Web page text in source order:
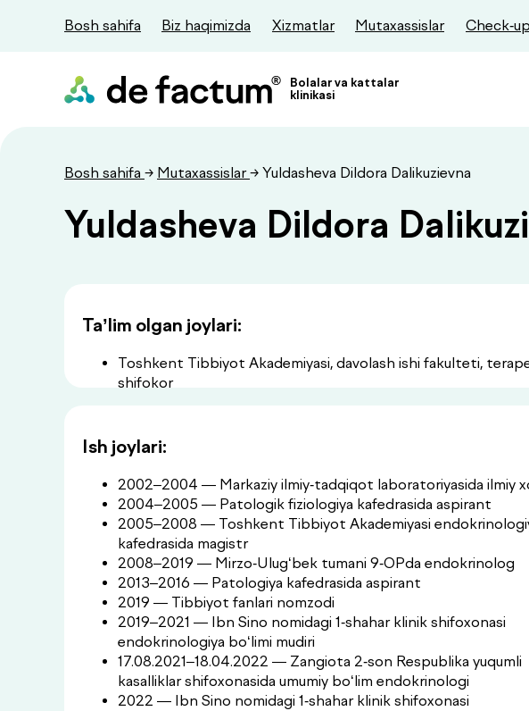
Bosh sahifa Biz haqimizda Xizmatlar Mutaxassislar Check-
Bolalar va kattalar
klinikasi
Bosh sahifa → Mutaxassislar→ Yuldasheva Dildora Dalikuzievna
Yuldasheva Dildora
Ta’lim olgan joylari:
Toshkent Tibbiyot Akademiyasi, davolash ishi fakulteti,
shifokor
Ish joylari:
2002–2004 — Markaziy ilmiy-tadqiqot laboratoriyasida ilmiy
2004–2005 — Patologik fiziologiya kafedrasida aspirant
2005–2008 — Toshkent Tibbiyot Akademiyasi
kafedrasida magistr
2008–2019 — Mirzo-Ulug‘bek tumani 9-OPda endokrinolog
2013–2016 — Patologiya kafedrasida aspirant
2019 — Tibbiyot fanlari nomzodi
2019–2021 — Ibn Sino nomidagi 1-shahar klinik shifoxonasi
endokrinologiya bo‘limi mudiri
17.08.2021–18.04.2022 — Zangiota 2-son Respublika yuqumli
kasalliklar shifoxonasida umumiy bo‘lim endokrinologi
2022 — Ibn Sino nomidagi 1-shahar klinik shifoxonasi